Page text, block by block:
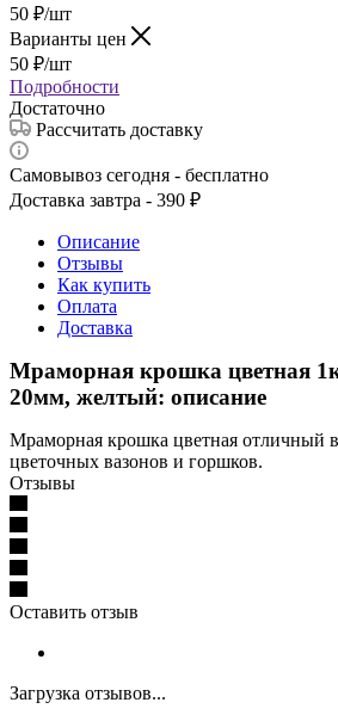
50 ₽/шт
Варианты цен
50 ₽/шт
Подробности
Достаточно
Рассчитать доставку
Самовывоз сегодня - бесплатно
Доставка завтра - 390 ₽
Описание
Отзывы
Как купить
Оплата
Доставка
Мраморная крошка цветная
20мм, желтый: описание
Мраморная крошка цветная отличный
цветочных вазонов и горшков.
Отзывы
Оставить отзыв
Загрузка отзывов...